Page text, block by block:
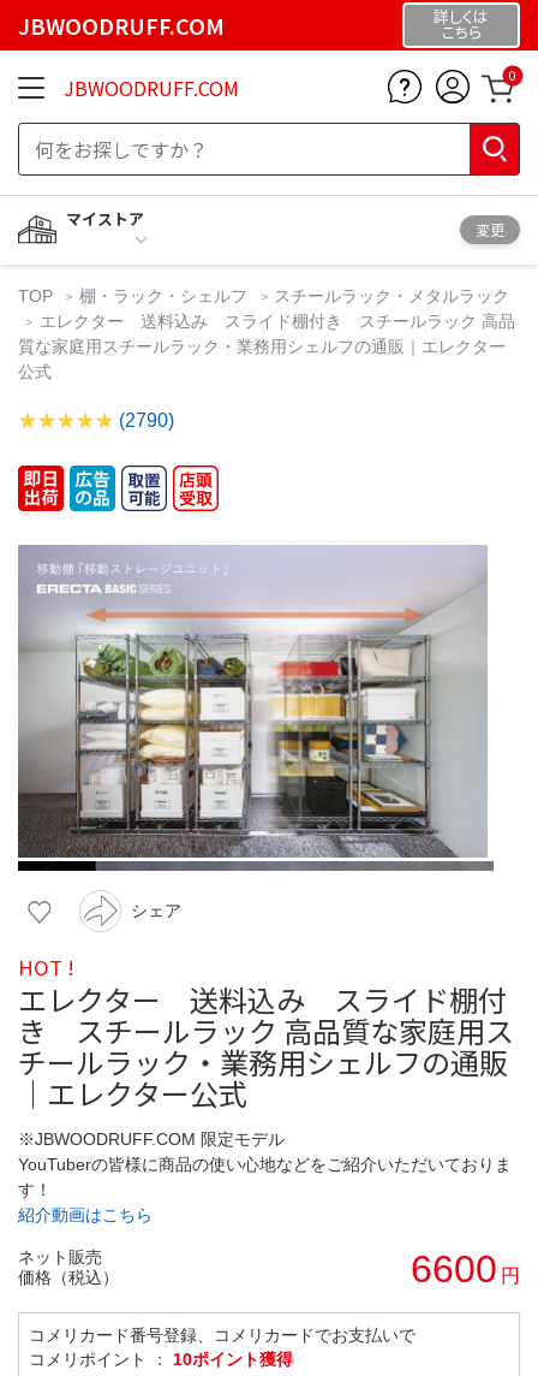
JBWOODRUFF.COM 詳しくは
こちら
JBWOODRUFF.COM 0
マイストア
変更
TOP 棚・ラック・シェルフ
スチールラック・メタルラック
エレクター 送料込み スライド棚付き スチールラック 高品
質な家庭用スチールラック・業務用シェルフの通販｜エレクター
公式
(2790)
シェア
HOT !
エレクター 送料込み スライド棚付
き スチールラック 高品質な家庭用ス
チールラック・業務用シェルフの通販
｜エレクター公式
※JBWOODRUFF.COM 限定モデル
YouTuberの皆様に商品の使い心地などをご紹介いただいておりま
す！
紹介動画はこちら
ネット販売
価格（税込）
6600 円
コメリカード番号登録、コメリカードでお支払いで
コメリポイント ： 10ポイント獲得